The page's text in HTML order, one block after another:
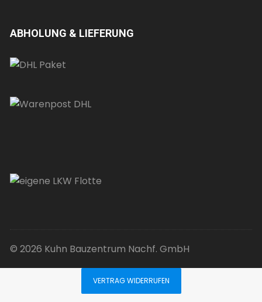
ABHOLUNG & LIEFERUNG
© 2026 Kuhn Bauzentrum Nachf. GmbH
VERTRAG WIDERRUFEN